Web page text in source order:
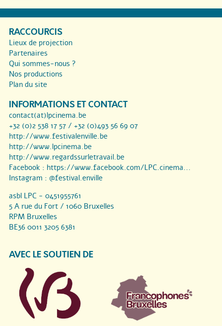
RACCOURCIS
Lieux de projection
Partenaires
Qui sommes-nous ?
Nos productions
Plan du site
INFORMATIONS ET CONTACT
contact(at)lpcinema.be
+32 (0)2 538 17 57 / +32 (0)493 56 69 07
http://www.festivalenville.be
http://www.lpcinema.be
http://www.regardssurletravail.be
Facebook : https://www.facebook.com/LPC.cinema...
Instagram : @festival.enville
asbl LPC - 0451955761
5 A rue du Fort / 1060 Bruxelles
RPM Bruxelles
BE36 0011 3205 6381
AVEC LE SOUTIEN DE